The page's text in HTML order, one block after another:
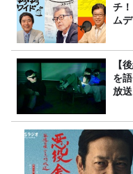
チ
ム
【
を
放送